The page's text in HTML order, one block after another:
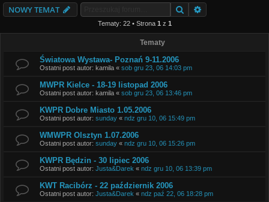
NOWY TEMAT Szukaj
Tematy: 22 • Strona 1 z 1
Tematy
Światowa Wystawa- Poznań 9-11.2006
Ostatni post autor: kamila « sob gru 23, 06 14:03 pm
MWPR Kielce - 18-19 listopad 2006
Ostatni post autor: kamila « sob gru 23, 06 13:46 pm
KWPR Dobre Miasto 1.05.2006
Ostatni post autor: sunday « ndz gru 10, 06 15:49 pm
WMWPR Olsztyn 1.07.2006
Ostatni post autor: sunday « ndz gru 10, 06 15:26 pm
KWPR Będzin - 30 lipiec 2006
Ostatni post autor: Justa&Darek « ndz gru 10, 06 13:39 pm
KWT Racibórz - 22 październik 2006
Ostatni post autor: Justa&Darek « ndz paź 22, 06 18:28 pm